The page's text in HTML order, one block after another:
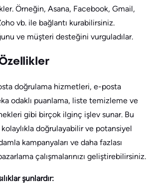
Örneğin, Asana, Facebook, Gmail,
vb. ile bağlantı kurabilirsiniz.
ve müşteri desteğini vurguladılar.
doğrulama hizmetleri, e-posta
odaklı puanlama, liste temizleme ve
gibi birçok ilginç işlev sunar. Bu
doğrulayabilir ve potansiyel
kampanyaları ve daha fazlası
çalışmalarınızı geliştirebilirsiniz.
şunlardır: